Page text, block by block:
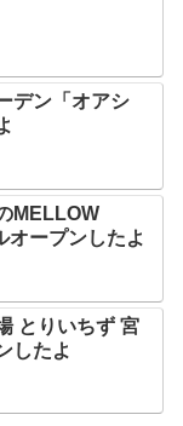
デン「オアシ
MELLOW
オープンしたよ
とりいちず 宮
したよ